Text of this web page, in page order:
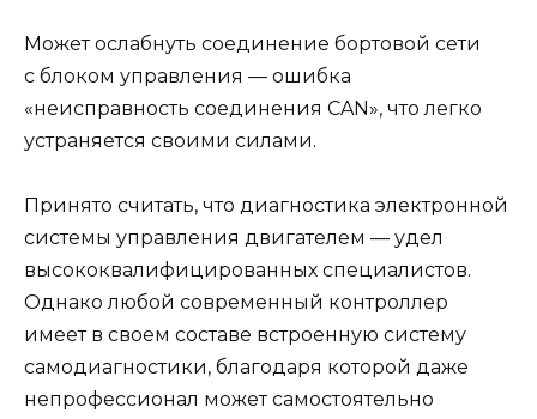
Может ослабнуть соединение бортовой сети
с блоком управления — ошибка
«неисправность соединения CAN», что легко
устраняется своими силами.
Принято считать, что диагностика электронной
системы управления двигателем — удел
высококвалифицированных специалистов.
Однако любой современный контроллер
имеет в своем составе встроенную систему
самодиагностики, благодаря которой даже
непрофессионал может самостоятельно